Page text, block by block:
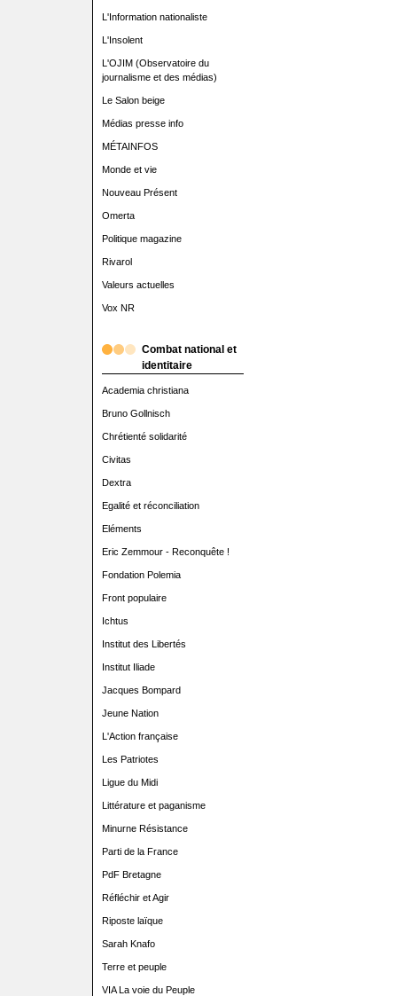
L'Information nationaliste
L'Insolent
L'OJIM (Observatoire du
journalisme et des médias)
Le Salon beige
Médias presse info
MÉTAINFOS
Monde et vie
Nouveau Présent
Omerta
Politique magazine
Rivarol
Valeurs actuelles
Vox NR
Combat national et
identitaire
Academia christiana
Bruno Gollnisch
Chrétienté solidarité
Civitas
Dextra
Egalité et réconciliation
Eléments
Eric Zemmour - Reconquête !
Fondation Polemia
Front populaire
Ichtus
Institut des Libertés
Institut Iliade
Jacques Bompard
Jeune Nation
L'Action française
Les Patriotes
Ligue du Midi
Littérature et paganisme
Minurne Résistance
Parti de la France
PdF Bretagne
Réfléchir et Agir
Riposte laïque
Sarah Knafo
Terre et peuple
VIA La voie du Peuple